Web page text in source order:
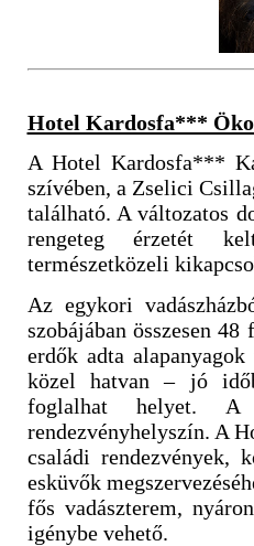
Hotel Kardosfa***
A Hotel Kardosfa***
szívében, a Zselici
található. A változatos
rengeteg érzetét
természetközeli
Az egykori
szobájában összesen
erdők adta
közel hatvan – jó
foglalhat helyet. A
rendezvényhelyszín. A
családi rendezvények,
esküvők
fős vadászterem,
igénybe vehető.